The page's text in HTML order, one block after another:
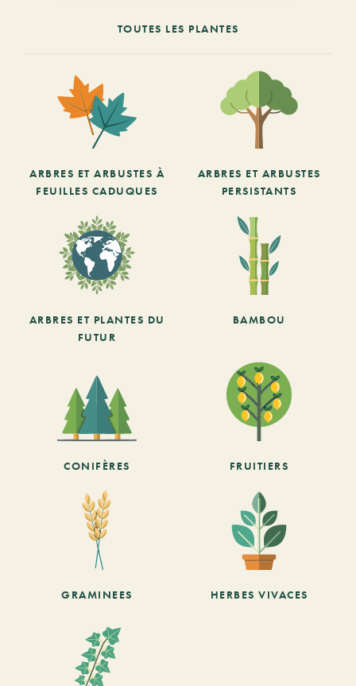
TOUTES LES PLANTES
ARBRES ET ARBUSTES À
FEUILLES CADUQUES
ARBRES ET ARBUSTES
PERSISTANTS
ARBRES ET PLANTES DU
FUTUR
BAMBOU
CONIFÈRES FRUITIERS
GRAMINEES HERBES VIVACES